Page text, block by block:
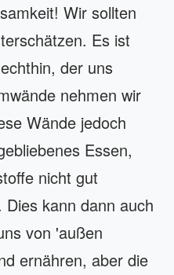
Wir sollten
Es ist
der uns
nehmen wir
Wände jedoch
Essen,
nicht gut
kann dann auch
von 'außen
ernähren, aber die